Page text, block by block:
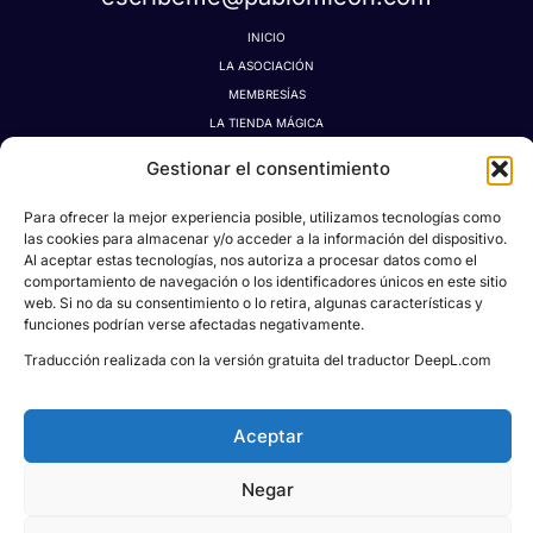
Gestionar el consentimiento
Para ofrecer la mejor experiencia posible, utilizamos tecnologías como
las cookies para almacenar y/o acceder a la información del dispositivo.
Al aceptar estas tecnologías, nos autoriza a procesar datos como el
comportamiento de navegación o los identificadores únicos en este sitio
web. Si no da su consentimiento o lo retira, algunas características y
funciones podrían verse afectadas negativamente.
Traducción realizada con la versión gratuita del traductor DeepL.com
Aceptar
Negar
INICIO
LA ASOCIACIÓN
MEMBRESÍAS
LA TIENDA MÁGICA
BLOG
MI CUENTA
AVISO LEGAL
POLÍTICA DE PRIVACIDAD
POLÍTICA DE COOKIES
CONDICIONES DE DONACIONES, RESERVAS Y CANCELACIONES
Todos los derechos © 2026Asociación Proyecto
Social Pablo M. León| Powered & Designed